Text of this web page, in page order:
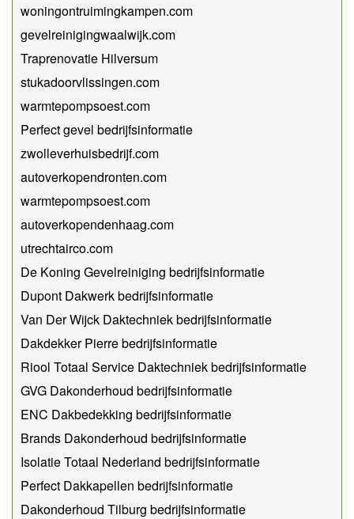
woningontruimingkampen.com
gevelreinigingwaalwijk.com
Traprenovatie Hilversum
stukadoorvlissingen.com
warmtepompsoest.com
Perfect gevel bedrijfsinformatie
zwolleverhuisbedrijf.com
autoverkopendronten.com
warmtepompsoest.com
autoverkopendenhaag.com
utrechtairco.com
De Koning Gevelreiniging bedrijfsinformatie
Dupont Dakwerk bedrijfsinformatie
Van Der Wijck Daktechniek bedrijfsinformatie
Dakdekker Pierre bedrijfsinformatie
Riool Totaal Service Daktechniek bedrijfsinformatie
GVG Dakonderhoud bedrijfsinformatie
ENC Dakbedekking bedrijfsinformatie
Brands Dakonderhoud bedrijfsinformatie
Isolatie Totaal Nederland bedrijfsinformatie
Perfect Dakkapellen bedrijfsinformatie
Dakonderhoud Tilburg bedrijfsinformatie